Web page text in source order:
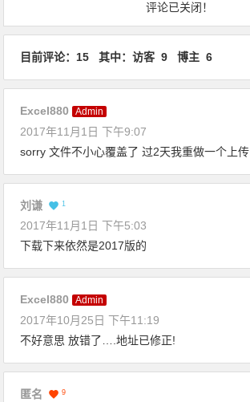
评论已关闭！
目前评论：15 其中：访客 9 博主 6
Excel880 Admin
2017年11月1日 下午9:07
sorry 文件不小心覆盖了 过2天我重做一个上传
刘谦 1
2017年11月1日 下午5:03
下载下来依然是2017版的
Excel880 Admin
2017年10月25日 下午11:19
不好意思 放错了….地址已修正!
匿名 9